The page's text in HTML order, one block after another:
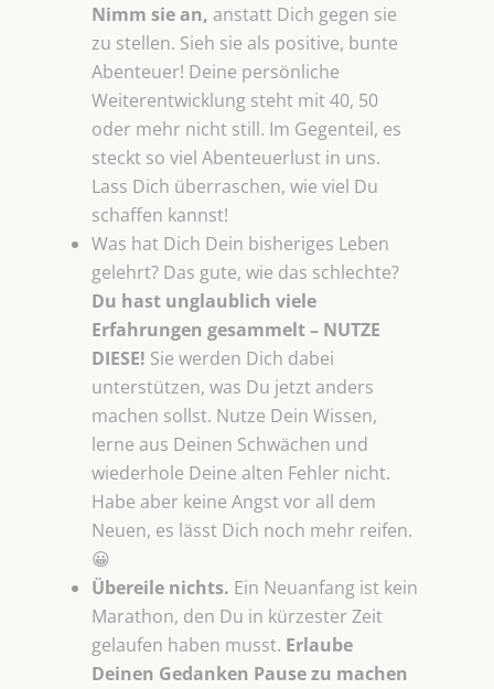
Nimm sie an, anstatt Dich gegen sie
zu stellen. Sieh sie als positive, bunte
Abenteuer! Deine persönliche
Weiterentwicklung steht mit 40, 50
oder mehr nicht still. Im Gegenteil, es
steckt so viel Abenteuerlust in uns.
Lass Dich überraschen, wie viel Du
schaffen kannst!
Was hat Dich Dein bisheriges Leben
gelehrt? Das gute, wie das schlechte?
Du hast unglaublich viele
Erfahrungen gesammelt – NUTZE
DIESE! Sie werden Dich dabei
unterstützen, was Du jetzt anders
machen sollst. Nutze Dein Wissen,
lerne aus Deinen Schwächen und
wiederhole Deine alten Fehler nicht.
Habe aber keine Angst vor all dem
Neuen, es lässt Dich noch mehr reifen.
😀
Übereile nichts. Ein Neuanfang ist kein
Marathon, den Du in kürzester Zeit
gelaufen haben musst. Erlaube
Deinen Gedanken Pause zu machen